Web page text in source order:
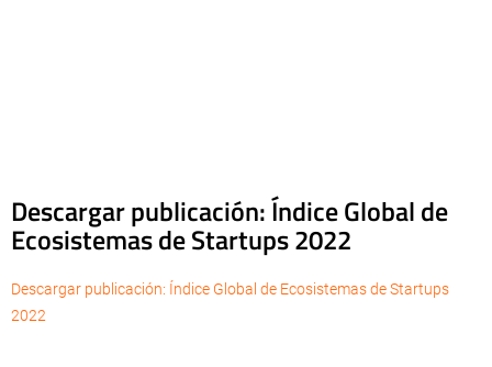
Descargar publicación: Índice Global de
Ecosistemas de Startups 2022
Descargar publicación: Índice Global de Ecosistemas de Startups
2022